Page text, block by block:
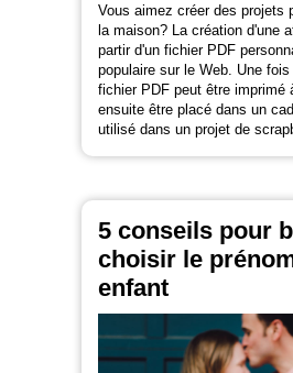
Vous aimez créer des projets
la maison? La création d'une
partir d'un fichier PDF
populaire sur le Web. Une
fichier PDF peut être imprimé
ensuite être placé dans un
utilisé dans un projet de
5 conseils pour
choisir le
enfant